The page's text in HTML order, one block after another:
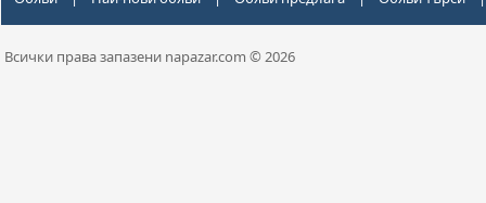
Всички права запазени napazar.com © 2026